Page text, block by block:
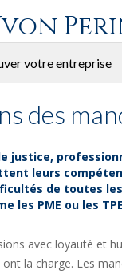
votre entreprise
des
justice,
leurs
de toutes
les PME ou les
avec loyauté et
la charge. Les